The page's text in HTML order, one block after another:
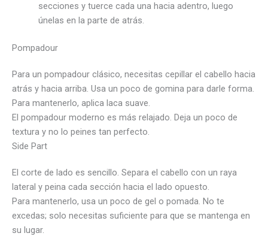
secciones y tuerce cada una hacia adentro, luego
únelas en la parte de atrás.
Pompadour
Para un pompadour clásico, necesitas cepillar el cabello hacia
atrás y hacia arriba. Usa un poco de gomina para darle forma.
Para mantenerlo, aplica laca suave.
El pompadour moderno es más relajado. Deja un poco de
textura y no lo peines tan perfecto.
Side Part
El corte de lado es sencillo. Separa el cabello con un raya
lateral y peina cada sección hacia el lado opuesto.
Para mantenerlo, usa un poco de gel o pomada. No te
excedas; solo necesitas suficiente para que se mantenga en
su lugar.